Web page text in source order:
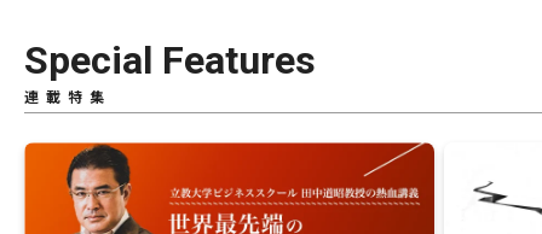
Special Features
連載特集